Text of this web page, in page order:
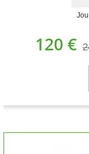
120 €